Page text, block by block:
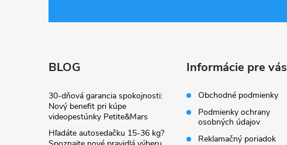
BLOG
30-dňová garancia spokojnosti:
Nový benefit pri kúpe
videopestúnky Petite&Mars
Hľadáte autosedačku 15-36 kg?
Informácie pre vás
Obchodné podmienky
Podmienky ochrany
osobných údajov
Reklamačný poriadok